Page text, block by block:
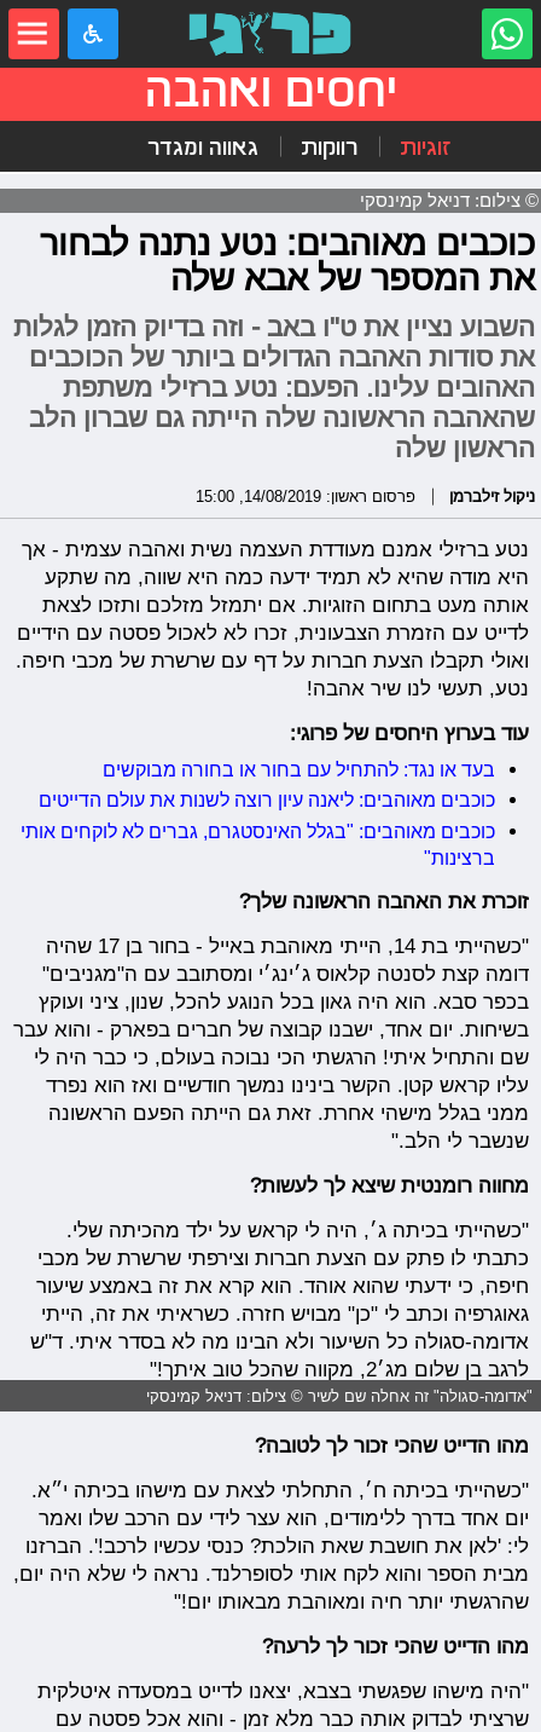
יחסים ואהבה
זוגיות רווקות גאווה ומגדר
© צילום: דניאל קמינסקי
כוכבים מאוהבים: נטע נתנה לבחור
את המספר של אבא שלה
השבוע נציין את ט"ו באב - וזה בדיוק הזמן לגלות
את סודות האהבה הגדולים ביותר של הכוכבים
האהובים עלינו. הפעם: נטע ברזילי משתפת
שהאהבה הראשונה שלה הייתה גם שברון הלב
הראשון שלה
ניקול זילברמן פרסום ראשון: 14/08/2019, 15:00
נטע ברזילי אמנם מעודדת העצמה נשית ואהבה עצמית - אך
היא מודה שהיא לא תמיד ידעה כמה היא שווה, מה שתקע
אותה מעט בתחום הזוגיות. אם יתמזל מזלכם ותזכו לצאת
לדייט עם הזמרת הצבעונית, זכרו לא לאכול פסטה עם הידיים
ואולי תקבלו הצעת חברות על דף עם שרשרת של מכבי חיפה.
נטע, תעשי לנו שיר אהבה!
עוד בערוץ היחסים של פרוגי:
בעד או נגד: להתחיל עם בחור או בחורה מבוקשים
כוכבים מאוהבים: ליאנה עיון רוצה לשנות את עולם הדייטים
כוכבים מאוהבים: "בגלל האינסטגרם, גברים לא לוקחים אותי
ברצינות"
זוכרת את האהבה הראשונה שלך?
"כשהייתי בת 14, הייתי מאוהבת באייל - בחור בן 17 שהיה
דומה קצת לסנטה קלאוס ג׳ינג׳י ומסתובב עם ה"מגניבים"
בכפר סבא. הוא היה גאון בכל הנוגע להכל, שנון, ציני ועוקץ
בשיחות. יום אחד, ישבנו קבוצה של חברים בפארק - והוא עבר
שם והתחיל איתי! הרגשתי הכי נבוכה בעולם, כי כבר היה לי
עליו קראש קטן. הקשר בינינו נמשך חודשיים ואז הוא נפרד
ממני בגלל מישהי אחרת. זאת גם הייתה הפעם הראשונה
שנשבר לי הלב."
מחווה רומנטית שיצא לך לעשות?
"כשהייתי בכיתה ג׳, היה לי קראש על ילד מהכיתה שלי.
כתבתי לו פתק עם הצעת חברות וצירפתי שרשרת של מכבי
חיפה, כי ידעתי שהוא אוהד. הוא קרא את זה באמצע שיעור
גאוגרפיה וכתב לי "כן" מבויש חזרה. כשראיתי את זה, הייתי
אדומה-סגולה כל השיעור ולא הבינו מה לא בסדר איתי. ד"ש
לרגב בן שלום מג׳2, מקווה שהכל טוב איתך!"
"אדומה-סגולה" זה אחלה שם לשיר © צילום: דניאל קמינסקי
מהו הדייט שהכי זכור לך לטובה?
"כשהייתי בכיתה ח׳, התחלתי לצאת עם מישהו בכיתה י״א.
יום אחד בדרך ללימודים, הוא עצר לידי עם הרכב שלו ואמר
לי: 'לאן את חושבת שאת הולכת? כנסי עכשיו לרכב!'. הברזנו
מבית הספר והוא לקח אותי לסופרלנד. נראה לי שלא היה יום,
שהרגשתי יותר חיה ומאוהבת מבאותו יום!"
מהו הדייט שהכי זכור לך לרעה?
"היה מישהו שפגשתי בצבא, יצאנו לדייט במסעדה איטלקית
שרציתי לבדוק אותה כבר מלא זמן - והוא אכל פסטה עם